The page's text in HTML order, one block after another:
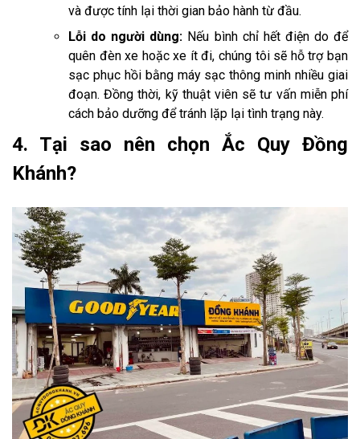
và được tính lại thời gian bảo hành từ đầu.
Lỗi do người dùng: Nếu bình chỉ hết điện do để
quên đèn xe hoặc xe ít đi, chúng tôi sẽ hỗ trợ bạn
sạc phục hồi bằng máy sạc thông minh nhiều giai
đoạn. Đồng thời, kỹ thuật viên sẽ tư vấn miễn phí
cách bảo dưỡng để tránh lặp lại tình trạng này.
4. Tại sao nên chọn Ắc Quy Đồng
Khánh?